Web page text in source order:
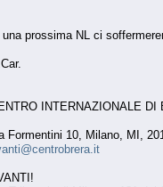
una prossima NL ci
INTERNAZIONALE DI
Formentini 10, Milano, MI,